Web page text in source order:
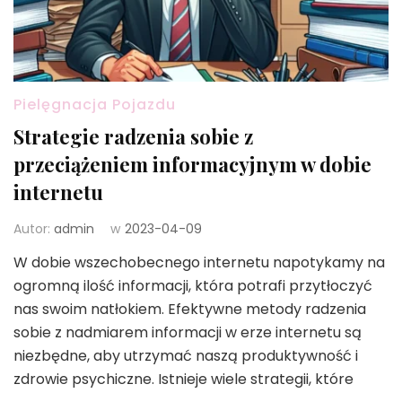
Pielęgnacja Pojazdu
Strategie radzenia sobie z
przeciążeniem informacyjnym w dobie
internetu
Autor: admin w 2023-04-09
W dobie wszechobecnego internetu napotykamy na
ogromną ilość informacji, która potrafi przytłoczyć
nas swoim natłokiem. Efektywne metody radzenia
sobie z nadmiarem informacji w erze internetu są
niezbędne, aby utrzymać naszą produktywność i
zdrowie psychiczne. Istnieje wiele strategii, które